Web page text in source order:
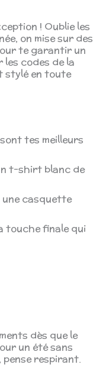
! Oublie les
on mise sur des
te garantir un
les codes de la
stylé en toute
tes meilleurs
t-shirt blanc de
une casquette
touche finale qui
dès que le
un été sans
pense respirant.